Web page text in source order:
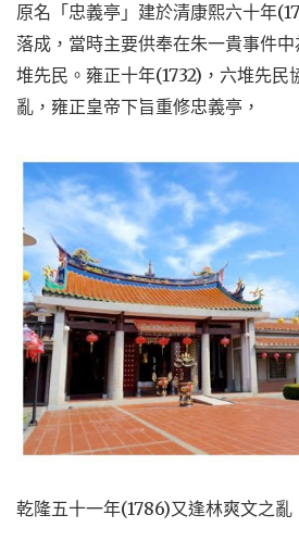
原名「忠義亭」建於清康熙六十年
落成，當時主要供奉在朱一貴事件
堆先民。雍正十年(1732)，六堆先民
亂，雍正皇帝下旨重修忠義亭，
乾隆五十一年(1786)又逢林爽文之亂